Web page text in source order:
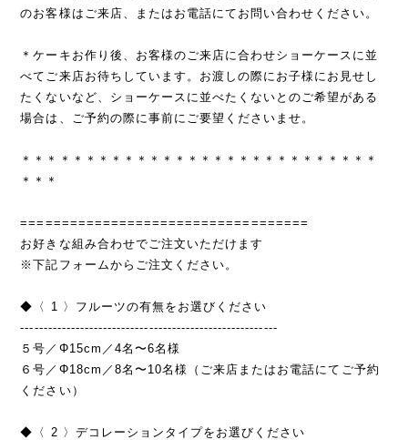
のお客様はご来店、またはお電話にてお問い合わせください。
＊ケーキお作り後、お客様のご来店に合わせショーケースに並
べてご来店お待ちしています。お渡しの際にお子様にお見せし
たくないなど、ショーケースに並べたくないとのご希望がある
場合は、ご予約の際に事前にご要望くださいませ。
＊＊＊＊＊＊＊＊＊＊＊＊＊＊＊＊＊＊＊＊＊＊＊＊＊＊＊＊
＊＊＊
===================================
お好きな組み合わせでご注文いただけます
※下記フォームからご注文ください。
◆〈 1 〉フルーツの有無をお選びください
--------------------------------------------------------
５号／Φ15cm／4名〜6名様
６号／Φ18cm／8名〜10名様（ご来店またはお電話にてご予約
ください）
◆〈 2 〉デコレーションタイプをお選びください